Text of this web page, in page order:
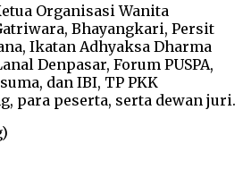
Organisasi Wanita
Bhayangkari, Persit
Ikatan Adhyaksa Dharma
Denpasar, Forum PUSPA,
dan IBI, TP PKK
para peserta, serta dewan juri.